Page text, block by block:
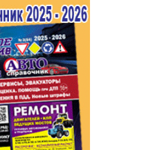
Телекоммуникации и связь
Торговля
Бизнес и финансы